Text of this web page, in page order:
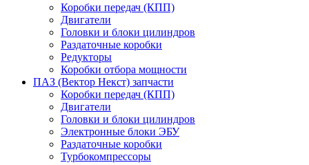
Коробки передач (КПП)
Двигатели
Головки и блоки цилиндров
Раздаточные коробки
Редукторы
Коробки отбора мощности
ПАЗ (Вектор Некст) запчасти
Коробки передач (КПП)
Двигатели
Головки и блоки цилиндров
Электронные блоки ЭБУ
Раздаточные коробки
Турбокомпрессоры